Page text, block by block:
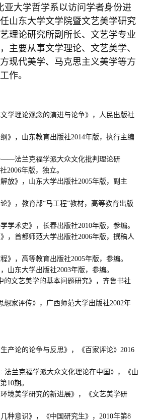
亚大学哲学系以访问学者身份进
山东大学文学院暨文艺美学研究
理论研究所副所长、文艺学专业
主要从事文学理论、文艺美学、
现代美学、马克思主义美学等方
作。
文学理论观念的演进与论争》，人民出版社
》，山东教育出版社2014年版，执行主编
——法兰克福学派大众文化批判理论研
2006年版，独立。
放》，山东大学出版社2005年版，副主
》，教育部“马工程”教材，高等教育出版
学术史》，长春出版社2010年版，参编。
，首都师范大学出版社2006年版，撰稿人
》，高等教育出版社2005年版，参编。
山东大学出版社2003年版，参编。
的文艺美学的基本问题研究》，齐鲁书社
想家评传》，广西师范大学出版社2002年
产论的论争与反思》，《百家评论》2016
法兰克福学派大众文化理论在中国》，《山
10期。
境美学研究的新进展》，《文艺美学研
种意识》，《中国研究生》，2010年第8